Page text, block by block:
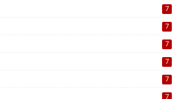
7
7
7
7
7
7